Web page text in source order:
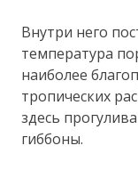
Внутри него
температура
наиболее
тропических
здесь
гиббоны.